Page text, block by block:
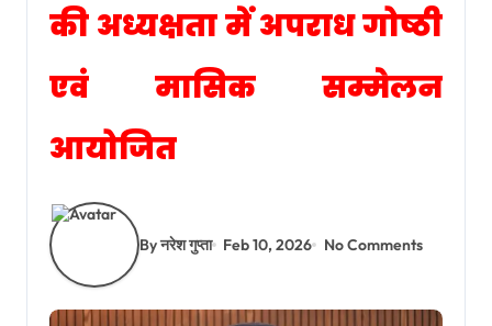
की अध्यक्षता में अपराध गोष्ठी
एवं मासिक सम्मेलन
आयोजित
By नरेश गुप्ता Feb 10, 2026 No Comments